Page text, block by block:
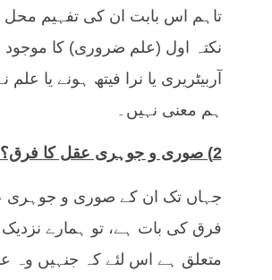
تاہم اس بابت ان کی تفہیم محل
نکتہ اول (علم ضروری) کا
آربیٹریری یا نرا فیتھ ہونے یا علم
ہم معنی نہیں۔
2) صوری و جوہری عقل کا فرق؟
جہاں تک ان کے صوری و جوہری
فرق کی بات ہے، تو ہمارے نزدیک
متعلق ہے اس لئے کہ جنہیں وہ